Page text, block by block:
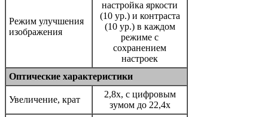
Режим улучшения
изображения
настройка яркости
(10 ур.) и контраста
(10 ур.) в каждом
режиме с
сохранением
настроек
Оптические характеристики
Увеличение, крат
2,8x, с цифровым
зумом до 22,4x